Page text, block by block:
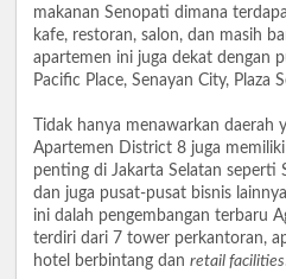
makanan Senopati dimana
kafe, restoran, salon, dan masih
apartemen ini juga dekat dengan
Pacific Place, Senayan City, Plaza
Tidak hanya menawarkan daerah
Apartemen District 8 juga
penting di Jakarta Selatan seperti
dan juga pusat-pusat bisnis
ini dalah pengembangan terbaru
terdiri dari 7 tower perkantoran,
hotel berbintang dan retail facilities